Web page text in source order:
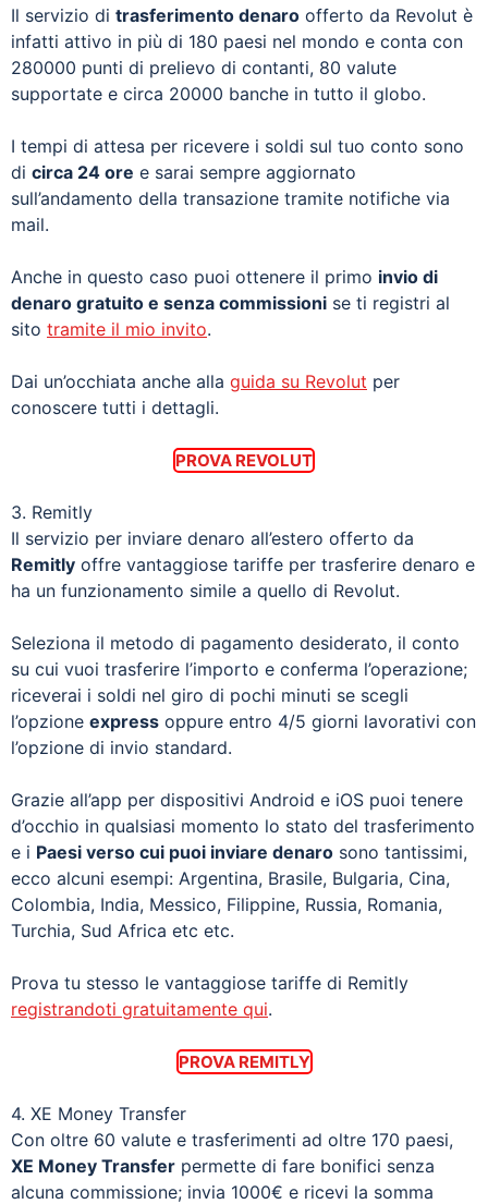
Il servizio di trasferimento denaro offerto da Revolut è
infatti attivo in più di 180 paesi nel mondo e conta con
280000 punti di prelievo di contanti, 80 valute
supportate e circa 20000 banche in tutto il globo.
I tempi di attesa per ricevere i soldi sul tuo conto sono
di circa 24 ore e sarai sempre aggiornato
sull’andamento della transazione tramite notifiche via
mail.
Anche in questo caso puoi ottenere il primo invio di
denaro gratuito e senza commissioni se ti registri al
sito tramite il mio invito.
Dai un’occhiata anche alla guida su Revolut per
conoscere tutti i dettagli.
PROVA REVOLUT
3. Remitly
Il servizio per inviare denaro all’estero offerto da
Remitly offre vantaggiose tariffe per trasferire denaro e
ha un funzionamento simile a quello di Revolut.
Seleziona il metodo di pagamento desiderato, il conto
su cui vuoi trasferire l’importo e conferma l’operazione;
riceverai i soldi nel giro di pochi minuti se scegli
l’opzione express oppure entro 4/5 giorni lavorativi con
l’opzione di invio standard.
Grazie all’app per dispositivi Android e iOS puoi tenere
d’occhio in qualsiasi momento lo stato del trasferimento
e i Paesi verso cui puoi inviare denaro sono tantissimi,
ecco alcuni esempi: Argentina, Brasile, Bulgaria, Cina,
Colombia, India, Messico, Filippine, Russia, Romania,
Turchia, Sud Africa etc etc.
Prova tu stesso le vantaggiose tariffe di Remitly
registrandoti gratuitamente qui.
PROVA REMITLY
4. XE Money Transfer
Con oltre 60 valute e trasferimenti ad oltre 170 paesi,
XE Money Transfer permette di fare bonifici senza
alcuna commissione; invia 1000€ e ricevi la somma